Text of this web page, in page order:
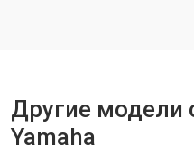
Замена экрана
Замена стоковых
Другие модели
Yamaha